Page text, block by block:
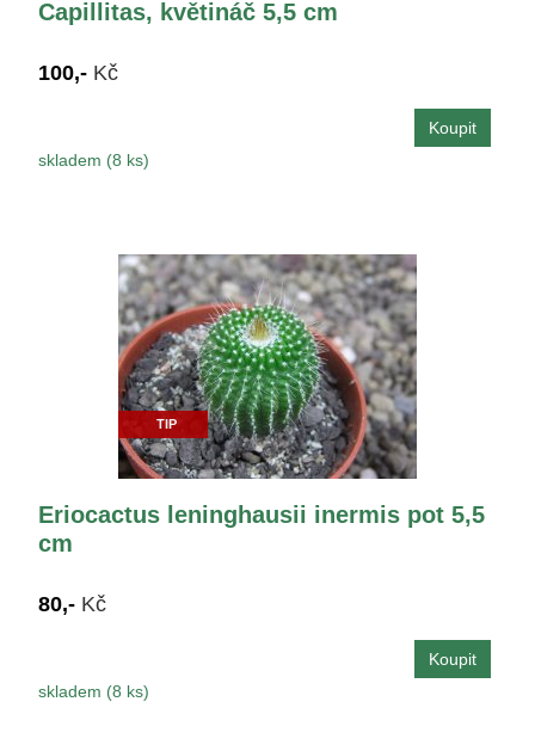
Capillitas, květináč 5,5 cm
100,- Kč
skladem (8 ks)
TIP
Eriocactus leninghausii inermis pot 5,5
cm
80,- Kč
skladem (8 ks)